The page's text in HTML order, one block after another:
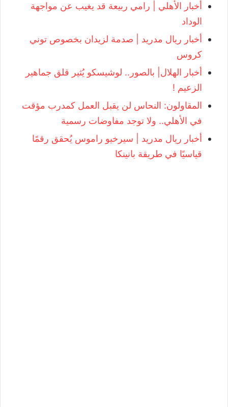
أخبار الأهلي | رامي ربيعة قد يغيب عن مواجهة
الوداد
‏أخبار ريال مدريد | صدمة لزيدان بخصوص توني
كروس
أخبار الهلال| بالصور.. لوشيسكو يُثير قلق جماهير
الزعيم !
المقاولون: النحاس لن يقبل العمل كمدرب مؤقت
في الأهلي.. ولا توجد مفاوضات رسمية
أخبار ريال مدريد | سيرخيو راموس يُحقق رقمًا
قياسيًا في طريقة بانينكا